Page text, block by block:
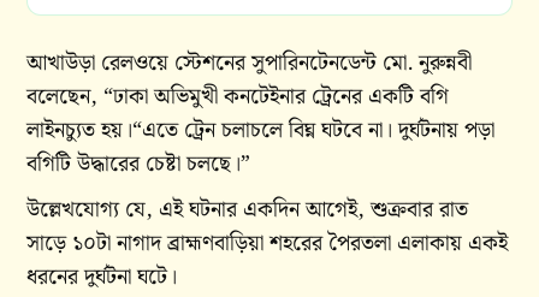
আখাউড়া রেলওয়ে স্টেশনের সুপারিনটেনডেন্ট মো. নুরুন্নবী
বলেছেন, “ঢাকা অভিমুখী কনটেইনার ট্রেনের একটি বগি
লাইনচ্যুত হয়।“এতে ট্রেন চলাচলে বিঘ্ন ঘটবে না। দুর্ঘটনায় পড়া
বগিটি উদ্ধারের চেষ্টা চলছে।”
উল্লেখযোগ্য যে, এই ঘটনার একদিন আগেই, শুক্রবার রাত
সাড়ে ১০টা নাগাদ ব্রাহ্মণবাড়িয়া শহরের পৈরতলা এলাকায় একই
ধরনের দুর্ঘটনা ঘটে।